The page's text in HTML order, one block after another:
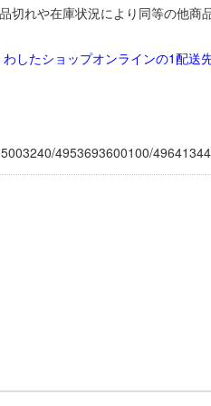
れや在庫状況により同等の他商
したショップオンラインの1配
4953693600100/